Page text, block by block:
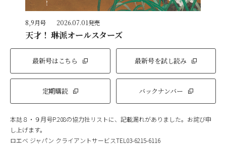
8,9月号 2026.07.01発売
天才！ 琳派オールスターズ
最新号はこちら 最新号を試し読み
定期購読 バックナンバー
本誌８・９月号P.208の協力社リストに、記載漏れがありました。お詫び申
し上げます。
ロエベ ジャパン クライアントサービスTEL03-6215-6116